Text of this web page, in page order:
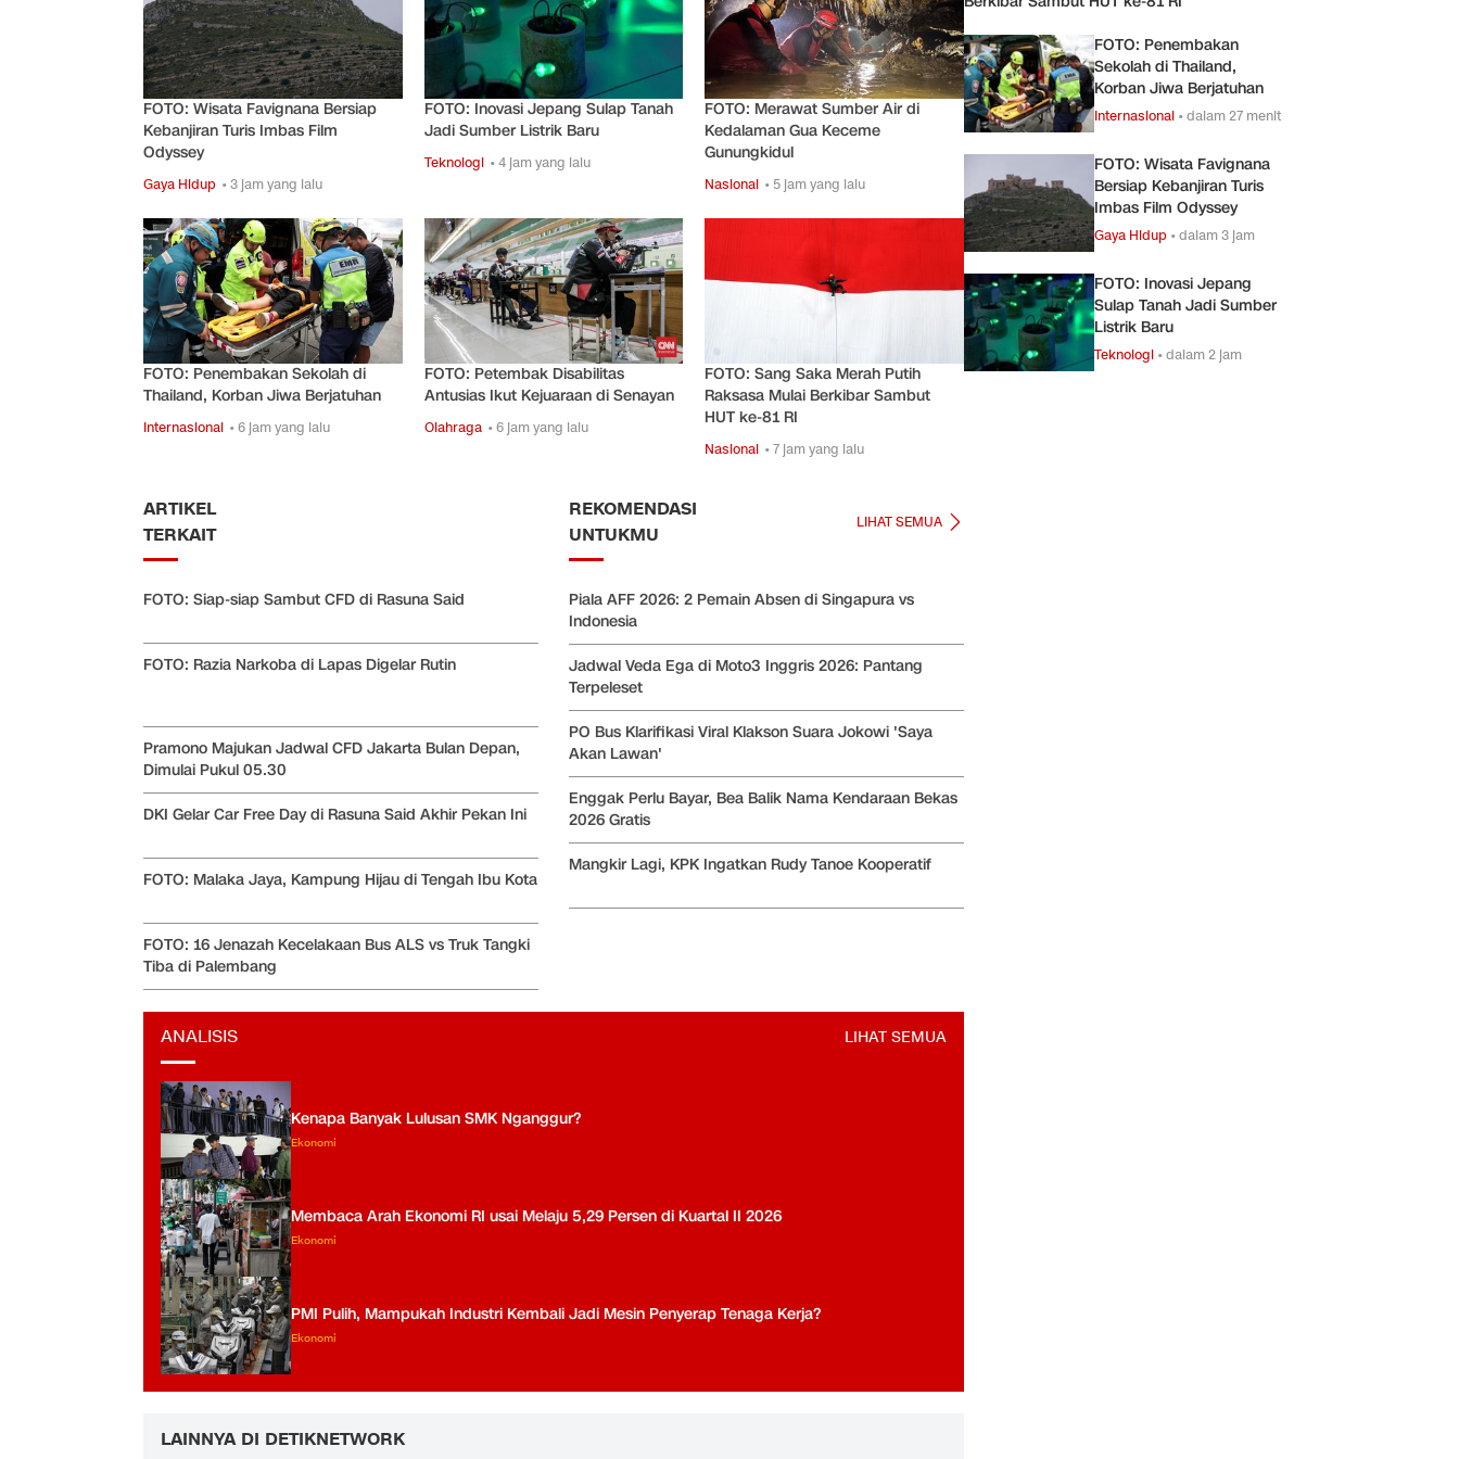
FOTO: Wisata Favignana Bersiap
Kebanjiran Turis Imbas Film
Odyssey
Gaya Hidup • 3 jam yang lalu
FOTO: Inovasi Jepang Sulap Tanah
Jadi Sumber Listrik Baru
Teknologi • 4 jam yang lalu
FOTO: Merawat Sumber Air di
Kedalaman Gua Keceme
Gunungkidul
Nasional • 5 jam yang lalu
FOTO: Penembakan Sekolah di
Thailand, Korban Jiwa Berjatuhan
Internasional • 6 jam yang lalu
FOTO: Petembak Disabilitas
Antusias Ikut Kejuaraan di Senayan
Olahraga • 6 jam yang lalu
FOTO: Sang Saka Merah Putih
Raksasa Mulai Berkibar Sambut
HUT ke-81 RI
Nasional • 7 jam yang lalu
ARTIKEL
TERKAIT
FOTO: Siap-siap Sambut CFD di Rasuna Said
FOTO: Razia Narkoba di Lapas Digelar Rutin
Pramono Majukan Jadwal CFD Jakarta Bulan Depan,
Dimulai Pukul 05.30
DKI Gelar Car Free Day di Rasuna Said Akhir Pekan Ini
FOTO: Malaka Jaya, Kampung Hijau di Tengah Ibu Kota
FOTO: 16 Jenazah Kecelakaan Bus ALS vs Truk Tangki
Tiba di Palembang
REKOMENDASI
UNTUKMU
LIHAT SEMUA
Piala AFF 2026: 2 Pemain Absen di Singapura vs
Indonesia
Jadwal Veda Ega di Moto3 Inggris 2026: Pantang
Terpeleset
PO Bus Klarifikasi Viral Klakson Suara Jokowi 'Saya
Akan Lawan'
Enggak Perlu Bayar, Bea Balik Nama Kendaraan Bekas
2026 Gratis
Mangkir Lagi, KPK Ingatkan Rudy Tanoe Kooperatif
ANALISIS LIHAT SEMUA
Kenapa Banyak Lulusan SMK Nganggur?
Ekonomi
Membaca Arah Ekonomi RI usai Melaju 5,29 Persen di Kuartal II 2026
Ekonomi
PMI Pulih, Mampukah Industri Kembali Jadi Mesin Penyerap Tenaga Kerja?
Ekonomi
LAINNYA DI DETIKNETWORK
FOTO: Penembakan
Sekolah di Thailand,
Korban Jiwa Berjatuhan
Internasional •dalam 27 menit
FOTO: Wisata Favignana
Bersiap Kebanjiran Turis
Imbas Film Odyssey
Gaya Hidup •dalam 3 jam
FOTO: Inovasi Jepang
Sulap Tanah Jadi Sumber
Listrik Baru
Teknologi •dalam 2 jam